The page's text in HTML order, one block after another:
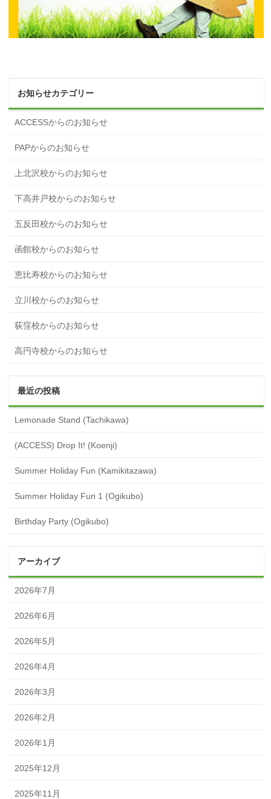
お知らせカテゴリー
ACCESSからのお知らせ
PAPからのお知らせ
上北沢校からのお知らせ
下高井戸校からのお知らせ
五反田校からのお知らせ
函館校からのお知らせ
恵比寿校からのお知らせ
立川校からのお知らせ
荻窪校からのお知らせ
高円寺校からのお知らせ
最近の投稿
Lemonade Stand (Tachikawa)
(ACCESS) Drop It! (Koenji)
Summer Holiday Fun (Kamikitazawa)
Summer Holiday Fun 1 (Ogikubo)
Birthday Party (Ogikubo)
アーカイブ
2026年7月
2026年6月
2026年5月
2026年4月
2026年3月
2026年2月
2026年1月
2025年12月
2025年11月